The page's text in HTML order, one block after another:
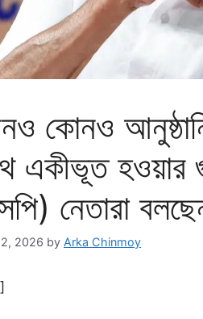
কোনও
একীভূত হওয়ার
নেতারা
2026 by Arka Chinmoy